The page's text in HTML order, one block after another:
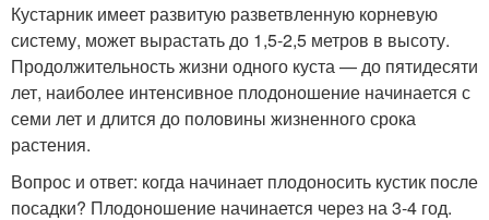
Кустарник имеет развитую разветвленную корневую
систему, может вырастать до 1,5-2,5 метров в высоту.
Продолжительность жизни одного куста — до пятидесяти
лет, наиболее интенсивное плодоношение начинается с
семи лет и длится до половины жизненного срока
растения.
Вопрос и ответ: когда начинает плодоносить кустик после
посадки? Плодоношение начинается через на 3-4 год.